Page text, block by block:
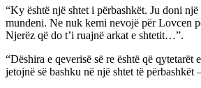
“Ky është një shtet i përbashkët. Ju doni
mundeni. Ne nuk kemi nevojë për Lovcen
Njerëz që do t’i ruajnë arkat e shtetit…”.
“Dëshira e qeverisë së re është që qytetarët
jetojnë së bashku në një shtet të